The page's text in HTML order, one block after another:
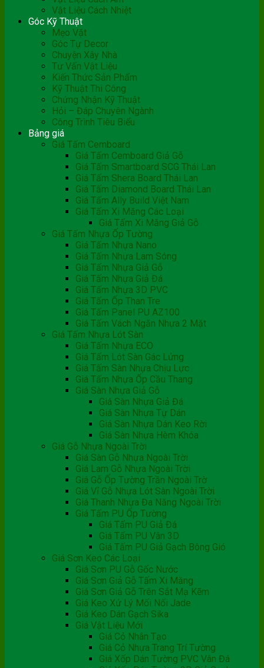
Vật Liệu Cách Nhiệt
Góc Kỹ Thuật
Mẹo Vặt
Góc Tự Decor
Chuyện Xây Nhà
Tư Vấn Vật Liệu
Kiến Thức Sản Phẩm
Kỹ Thuật Thi Công
Chứng Nhận Kỹ Thuật
Hỏi – Đáp Chuyên Ngành
Công Trình Tiêu Biểu
Bảng giá
Giá Tấm Cemboard
Giá Tấm Cemboard Giả Gỗ
Giá Tấm Smartboard SCG Thái Lan
Giá Tấm Shera Board Thái Lan
Giá Tấm Diamond Board Thái Lan
Giá Tấm Ally Build Việt Nam
Giá Tấm Xi Măng Các Loại
Giá Tấm Xi Măng Giả Gỗ
Giá Tấm Nhựa Ốp Tường
Giá Tấm Nhựa Nano
Giá Tấm Nhựa Lam Sóng
Giá Tấm Nhựa Giả Gỗ
Giá Tấm Nhựa Giả Đá
Giá Tấm Nhựa 3D PVC
Giá Tấm Ốp Than Tre
Giá Tấm Panel PU AZ100
Giá Tấm Vách Ngăn Nhựa 2 Mặt
Giá Tấm Nhựa Lót Sàn
Giá Tấm Nhựa ECO
Giá Tấm Lót Sàn Gác Lửng
Giá Tấm Sàn Nhựa Chịu Lực
Giá Tấm Nhựa Ốp Cầu Thang
Giá Sàn Nhựa Giả Gỗ
Giá Sàn Nhựa Giả Đá
Giá Sàn Nhựa Tự Dán
Giá Sàn Nhựa Dán Keo Rời
Giá Sàn Nhựa Hèm Khóa
Giá Gỗ Nhựa Ngoài Trời
Giá Sàn Gỗ Nhựa Ngoài Trời
Giá Lam Gỗ Nhựa Ngoài Trời
Giá Gỗ Ốp Tường Trần Ngoài Trờ
Giá Vỉ Gỗ Nhựa Lót Sàn Ngoài Trời
Giá Thanh Nhựa Đa Năng Ngoài Trời
Giá Tấm PU Ốp Tường
Giá Tấm PU Giả Đá
Giá Tấm PU Vân 3D
Giá Tấm PU Giả Gạch Bông Gió
Giá Sơn Keo Các Loại
Giá Sơn PU Gỗ Gốc Nước
Giá Sơn Giả Gỗ Tấm Xi Măng
Giá Sơn Giả Gỗ Trên Sắt Mạ Kẽm
Giá Keo Xử Lý Mối Nối Jade
Giá Keo Dán Gạch Sika
Giá Vật Liệu Mới
Giá Cỏ Nhân Tạo
Giá Cỏ Nhựa Trang Trí Tường
Giá Xốp Dán Tường PVC Vân Đá